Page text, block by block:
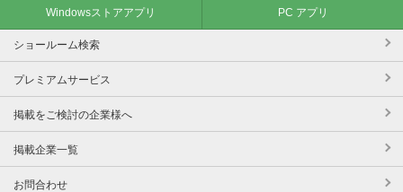
Windowsストアアプリ PC アプリ
ショールーム検索
プレミアムサービス
掲載をご検討の企業様へ
掲載企業一覧
お問合わせ